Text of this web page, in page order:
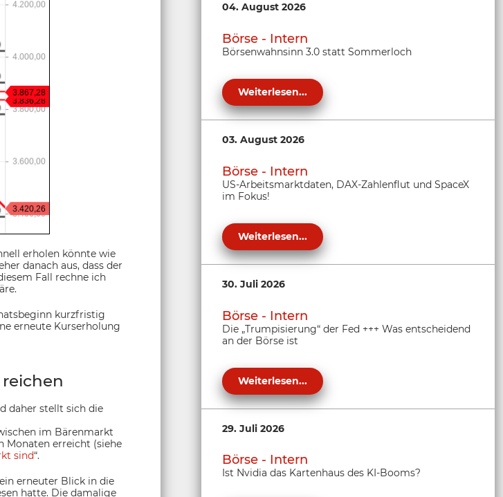
erholen könnte wie
danach aus, dass der
Fall rechne ich
kurzfristig
erneute Kurserholung
daher stellt sich die
im Bärenmarkt
Monaten erreicht (siehe
sind“.
erneuter Blick in die
hatte. Die damalige
04. August 2026
Börse - Intern
Börsenwahnsinn 3.0 statt Sommerloch
Weiterlesen...
03. August 2026
Börse - Intern
US-Arbeitsmarktdaten, DAX-Zahlenflut und SpaceX
im Fokus!
Weiterlesen...
30. Juli 2026
Börse - Intern
Die „Trumpisierung“ der Fed +++ Was entscheidend
an der Börse ist
Weiterlesen...
29. Juli 2026
Börse - Intern
Ist Nvidia das Kartenhaus des KI-Booms?